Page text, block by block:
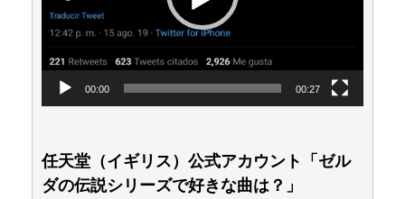
ヤ
ー
00:00 00:27
任天堂（イギリス）公式アカウント「ゼル
ダの伝説シリーズで好きな曲は？」